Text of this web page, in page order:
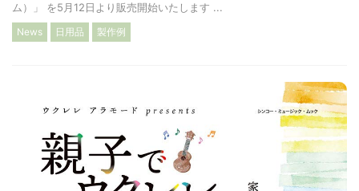
ム）」 を5月12日より販売開始いたします ...
News 日用品 製作例